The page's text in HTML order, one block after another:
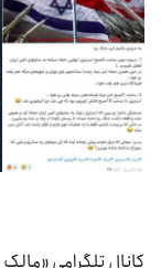
کانال تلگرامی